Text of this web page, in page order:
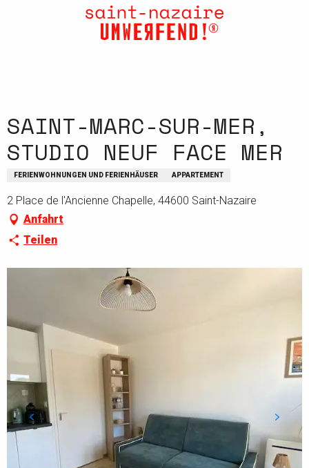
SAINT-MARC-SUR-MER,
STUDIO NEUF FACE MER
FERIENWOHNUNGEN UND FERIENHÄUSER APPARTEMENT
2 Place de l'Ancienne Chapelle, 44600 Saint-Nazaire
Anfahrt
Teilen